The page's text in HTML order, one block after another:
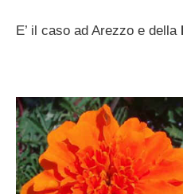
E’ il caso ad Arezzo e della